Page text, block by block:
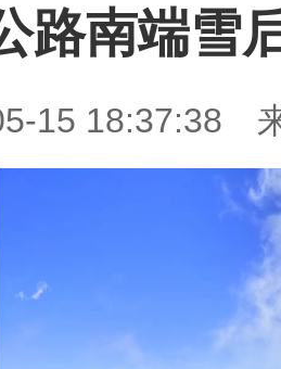
路南端雪
15 18:37:38